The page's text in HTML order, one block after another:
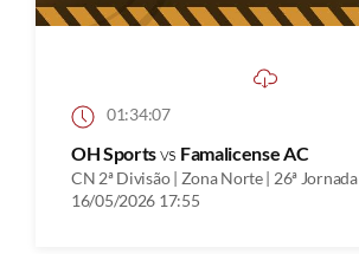
01:34:07
OH Sportsvs Famalicense AC
CN 2ª Divisão | Zona Norte | 26ª Jornada
16/05/2026 17:55